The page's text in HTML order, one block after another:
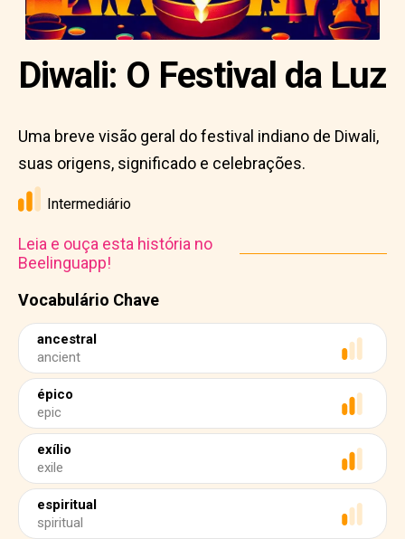
Vocabulário Chave
ancestral
ancient
épico
epic
exílio
exile
espiritual
spiritual
Diwali: O Festival da Luz
Uma breve visão geral do festival indiano de Diwali,
suas origens, significado e celebrações.
Intermediário
Leia e ouça esta história no
Beelinguapp!